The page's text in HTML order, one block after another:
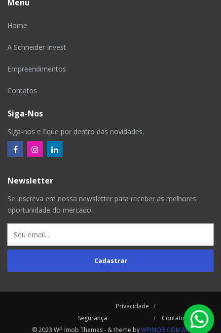
Menu
Home
A Schneider Invest
Empreendimentos
Contatos
Siga-Nos
Siga-nos e fique por dentro das novidades.
Newsletter
Se inscreva em nossa newsletter para receber as melhores
oportunidade do mercado.
Cadastrar
© 2023 WP Imob Themes - & theme byWPIMOB.COM.BR
Privacidade
Segurança
Contatos